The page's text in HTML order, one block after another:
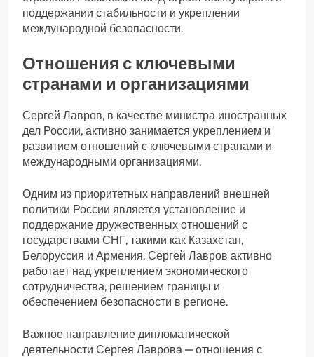
поддержании стабильности и укреплении
международной безопасности.
Отношения с ключевыми
странами и организациями
Сергей Лавров, в качестве министра иностранных
дел России, активно занимается укреплением и
развитием отношений с ключевыми странами и
международными организациями.
Одним из приоритетных направлений внешней
политики России является установление и
поддержание дружественных отношений с
государствами СНГ, такими как Казахстан,
Белоруссия и Армения. Сергей Лавров активно
работает над укреплением экономического
сотрудничества, решением границы и
обеспечением безопасности в регионе.
Важное направление дипломатической
деятельности Сергея Лаврова — отношения с